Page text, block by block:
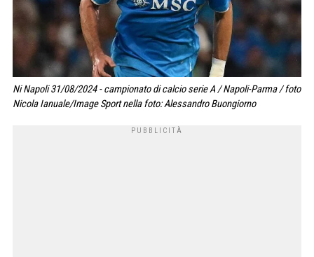
Ni Napoli 31/08/2024 - campionato di calcio serie A / Napoli-Parma / foto
Nicola Ianuale/Image Sport nella foto: Alessandro Buongiorno